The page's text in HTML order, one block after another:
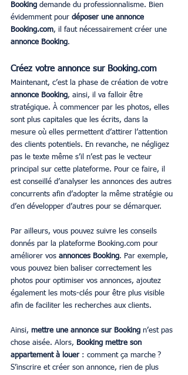
Booking demande du professionnalisme. Bien
évidemment pour déposer une annonce
Booking.com, il faut nécessairement créer une
annonce Booking.
Créez votre annonce sur Booking.com
Maintenant, c’est la phase de création de votre
annonce Booking, ainsi, il va falloir être
stratégique. À commencer par les photos, elles
sont plus capitales que les écrits, dans la
mesure où elles permettent d’attirer l’attention
des clients potentiels. En revanche, ne négligez
pas le texte même s’il n’est pas le vecteur
principal sur cette plateforme. Pour ce faire, il
est conseillé d’analyser les annonces des autres
concurrents afin d’adopter la même stratégie ou
d’en développer d’autres pour se démarquer.
Par ailleurs, vous pouvez suivre les conseils
donnés par la plateforme Booking.com pour
améliorer vos annonces Booking. Par exemple,
vous pouvez bien baliser correctement les
photos pour optimiser vos annonces, ajoutez
également les mots-clés pour être plus visible
afin de faciliter les recherches aux clients.
Ainsi, mettre une annonce sur Booking n’est pas
chose aisée. Alors, Booking mettre son
appartement à louer : comment ça marche ?
S’inscrire et créer son annonce, rien de plus